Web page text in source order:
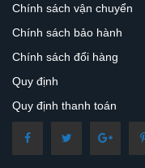
Chính sách vận chuyển
Chính sách bảo hành
Chính sách đổi hàng
Quy định
Quy định thanh toán